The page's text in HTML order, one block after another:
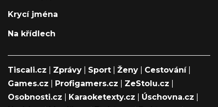
Krycí jména
Na křídlech
Tiscali.cz Zprávy Sport Ženy Cestování|
Games.cz
Profigamers.cz ZeStolu.cz
Osobnosti.cz
Karaoketexty.cz Úschovna.cz